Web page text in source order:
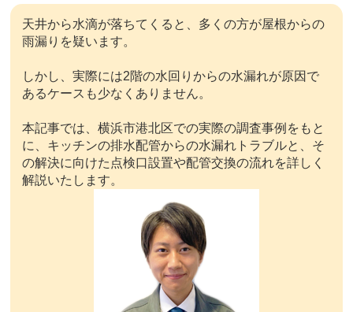
天井から水滴が落ちてくると、多くの方が屋根からの
雨漏りを疑います。
しかし、実際には2階の水回りからの水漏れが原因で
あるケースも少なくありません。
本記事では、横浜市港北区での実際の調査事例をもと
に、キッチンの排水配管からの水漏れトラブルと、そ
の解決に向けた点検口設置や配管交換の流れを詳しく
解説いたします。